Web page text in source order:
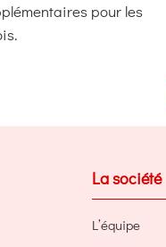
pour les
La société
L’équipe